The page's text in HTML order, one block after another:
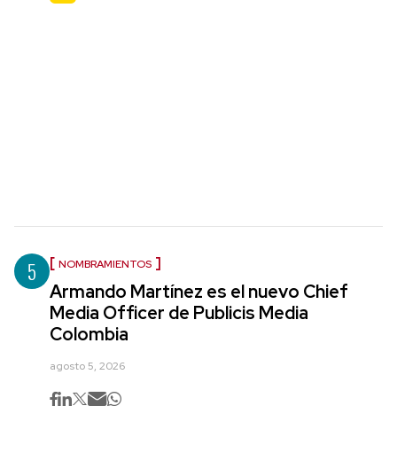
5 NOMBRAMIENTOS
Armando Martínez es el nuevo Chief
Media Officer de Publicis Media
Colombia
agosto 5, 2026